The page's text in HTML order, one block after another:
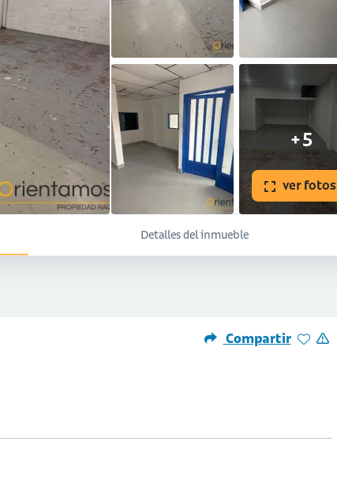
+5
ver fotos
Detalles del inmueble
Compartir